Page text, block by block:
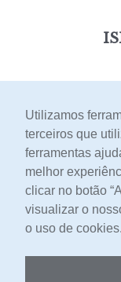
Utilizamos
terceiros que
ferramentas
melhor
clicar no botão
visualizar o
o uso de cookies.